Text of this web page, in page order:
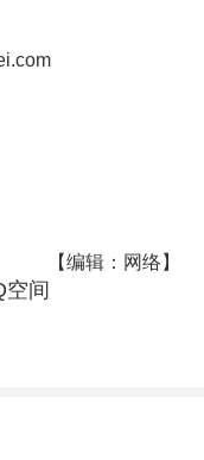
【编辑：网络】
空间